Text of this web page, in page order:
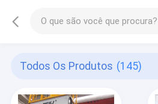
Todos Os Produtos (145)